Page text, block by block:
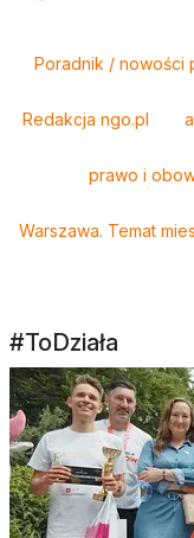
Poradnik / nowości
Redakcja ngo.pl
prawo i
Warszawa. Temat
#ToDziała